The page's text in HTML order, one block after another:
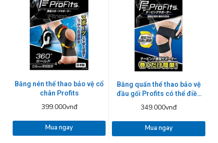
Băng nén thể thao bảo vệ cổ
chân Profits
399.000vnđ
Mua ngay
Băng quấn thể thao bảo vệ
đầu gối Profits có thể điều
349.000vnđ
Mua ngay